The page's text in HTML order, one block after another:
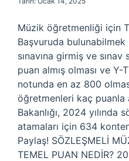
Müzik öğretmenliği için
Başvuruda
sınavına girmiş ve
puan almış olması ve Y-
notunda en az 800
öğretmenleri kaç puanla
Bakanlığı, 2024
atamaları için 634
Paylaş! SÖZLEŞMELİ
TEMEL PUAN NEDİR?